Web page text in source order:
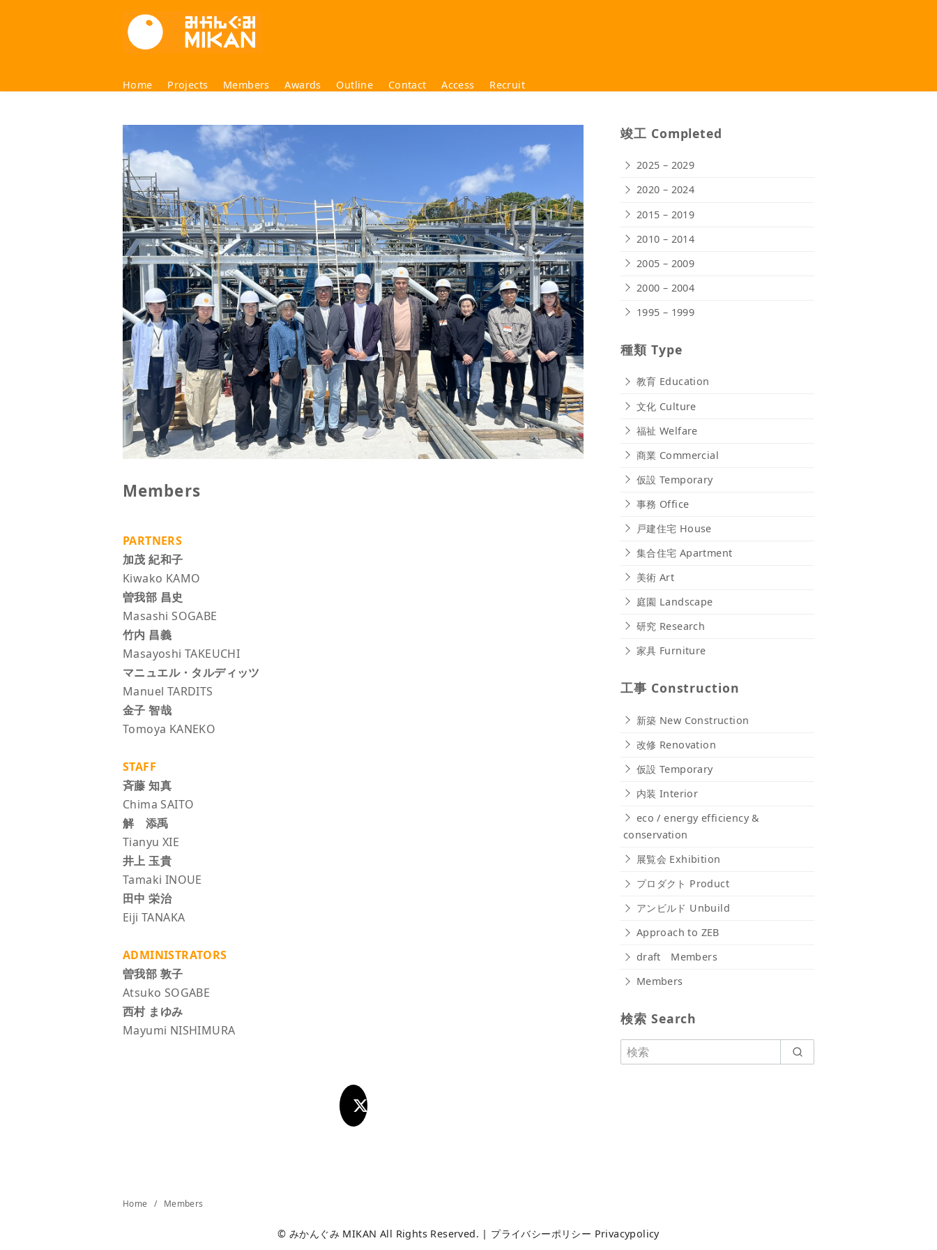
Home Projects Members Awards Outline Contact Access Recruit
Members
PARTNERS
加茂 紀和子
Kiwako KAMO
曽我部 昌史
Masashi SOGABE
竹内 昌義
Masayoshi TAKEUCHI
マニュエル・タルディッツ
Manuel TARDITS
金子 智哉
Tomoya KANEKO
STAFF
斉藤 知真
Chima SAITO
解 添禹
Tianyu XIE
井上 玉貴
Tamaki INOUE
田中 栄治
Eiji TANAKA
ADMINISTRATORS
曽我部 敦子
Atsuko SOGABE
西村 まゆみ
Mayumi NISHIMURA
竣工 Completed
2025 – 2029
2020 – 2024
2015 – 2019
2010 – 2014
2005 – 2009
2000 – 2004
1995 – 1999
種類 Type
教育 Education
文化 Culture
福祉 Welfare
商業 Commercial
仮設 Temporary
事務 Office
戸建住宅 House
集合住宅 Apartment
美術 Art
庭園 Landscape
研究 Research
家具 Furniture
工事 Construction
新築 New Construction
改修 Renovation
仮設 Temporary
内装 Interior
eco / energy efficiency &
conservation
展覧会 Exhibition
プロダクト Product
アンビルド Unbuild
Approach to ZEB
draft Members
Members
検索 Search
Home Members
©みかんぐみ MIKAN All Rights Reserved. | プライバシーポリシー Privacypolicy